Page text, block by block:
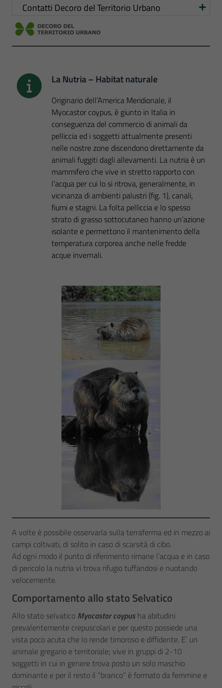
Contatti Decoro del Territorio Urbano
La Nutria – Habitat naturale
Originario dell’America Meridionale, il
Myocastor coypus, è giunto in Italia in
conseguenza del commercio di animali da
pelliccia ed i soggetti attualmente presenti
nelle nostre zone discendono direttamente da
animali fuggiti dagli allevamenti. La nutria è un
mammifero che vive in stretto rapporto con
l’acqua per cui lo si ritrova, generalmente, in
vicinanza di ambienti palustri (fig. 1), canali,
fiumi e stagni. La folta pelliccia e lo spesso
strato di grasso sottocutaneo hanno un’azione
isolante e permettono il mantenimento della
temperatura corporea anche nelle fredde
acque invernali.
A volte è possibile osservarla sulla terraferma ed in mezzo ai
campi coltivati, di solito in caso di scarsità di cibo.
Ad ogni modo il punto di riferimento rimane l’acqua e in caso
di pericolo la nutria vi trova rifugio tuffandosi e nuotando
velocemente.
Comportamento allo stato Selvatico
Allo stato selvatico Myocastor coypusha abitudini
prevalentemente crepuscolari e per questo possiede una
vista poco acuta che lo rende timoroso e diffidente. E’ un
animale gregario e territoriale; vive in gruppi di 2-10
soggetti in cui in genere trova posto un solo maschio
dominante e per il resto il “branco” è formato da femmine e